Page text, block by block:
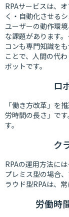
RPAサービスは、
く・自動化させる
ユーザーの動作環
な課題があります
コンも専門知識を
ことで、人間の代
ボットです。
ロ
「働き方改革」を
労時間の長さ」で
す。
ク
RPAの運用方法に
プレミス型の場合
ラウド型RPAは、
労働時